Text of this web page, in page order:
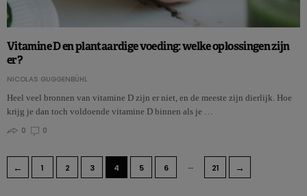
Vitamine D en plantaardige voeding: welke oplossingen zijn
er?
NICOLAS GUGGENBÜHL
Heel veel bronnen van vitamine D zijn er niet, en de meeste zijn dierlijk. Hoe
krijg je dan toch voldoende vitamine D binnen als je …
0
0
← 1 2 3 4 5 6 … 21 →